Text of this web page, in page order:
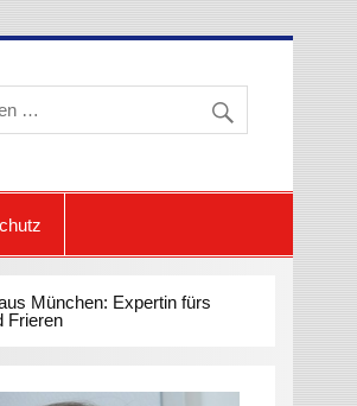
Schwitzen
München: Expertin fürs
Frieren